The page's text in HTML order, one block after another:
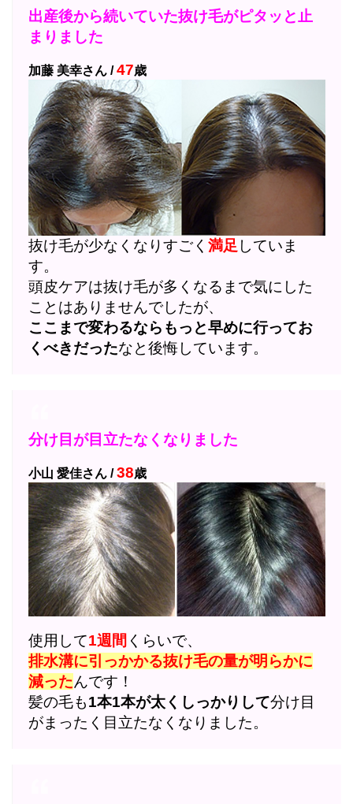
出産後から続いていた抜け毛がピタッと止
まりました
加藤 美幸さん /47歳
抜け毛が少なくなりすごく 満足 していま
す。
頭皮ケアは抜け毛が多くなるまで気にした
ことはありませんでしたが、
ここまで変わるならもっと早めに行ってお
くべきだったなと後悔しています。
分け目が目立たなくなりました
小山 愛佳さん /38歳
使用して1週間 くらいで、
排水溝に引っかかる抜け毛の量が明らかに
減ったんです！
髪の毛も1本1本が太くしっかりして分け目
がまったく目立たなくなりました。